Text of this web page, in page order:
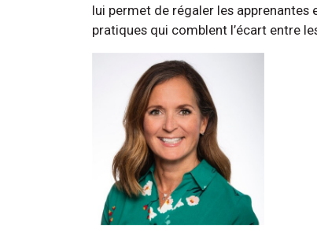
lui permet de régaler les apprenantes
pratiques qui comblent l’écart entre